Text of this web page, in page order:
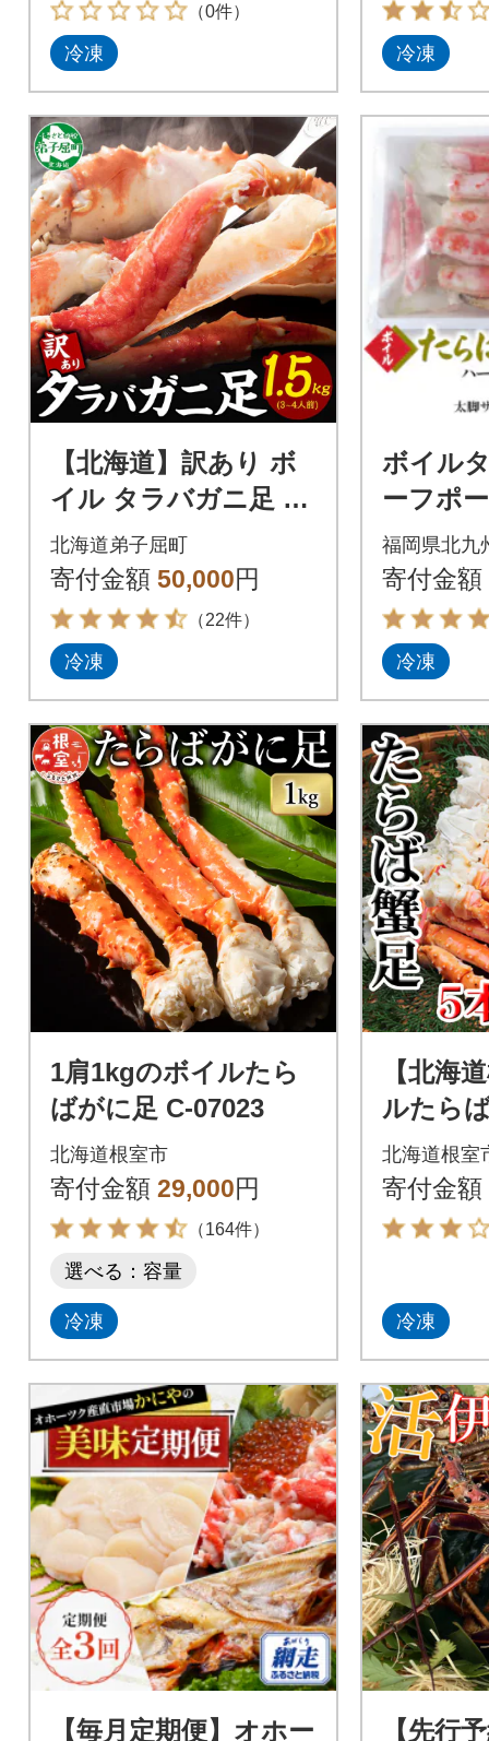
（0件）
冷凍 冷凍
【北海道】訳あり ボ
イル タラバガニ足 1.
5kg 数量限定 蟹ハサ
ミ・ガイド付 3580
北海道弟子屈町
寄付金額 50,000円
（22件）
冷凍
ボイル
ーフポ
脚サイ
入り)
福岡県北九
寄付金額
冷凍
1肩1kgのボイルたら
ばがに足 C-07023
北海道根室市
寄付金額 29,000円
（164件）
選べる：容量
冷凍
【北海
ルたら
本(計1
77
北海道根室
寄付金額
冷凍
【毎月定期便】オホー
【先行